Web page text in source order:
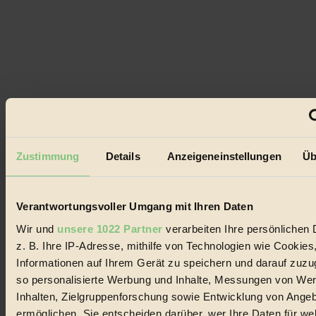
Zustimmung Details Anzeigeneinstellungen
Verantwortungsvoller Umgang mit Ihren Daten
Wir und unsere 1022 Partner verarbeiten Ihre persönlichen
z. B. Ihre IP-Adresse, mithilfe von Technologien wie
Informationen auf Ihrem Gerät zu speichern und darauf
so personalisierte Werbung und Inhalte, Messungen von
Inhalten, Zielgruppenforschung sowie Entwicklung von
ermöglichen. Sie entscheiden darüber, wer Ihre Daten für